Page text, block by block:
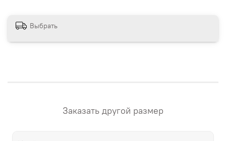
репродукции мировых шедевров живописи, только
Выбрать
Заказать другой размер